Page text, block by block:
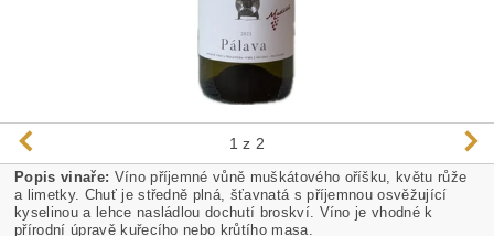
1 z 2
Popis vinaře: Víno příjemné vůně muškátového oříšku, květu růže
a limetky. Chuť je středně plná, šťavnatá s příjemnou osvěžující
kyselinou a lehce nasládlou dochutí broskví. Víno je vhodné k
přírodní úpravě kuřecího nebo krůtího masa.